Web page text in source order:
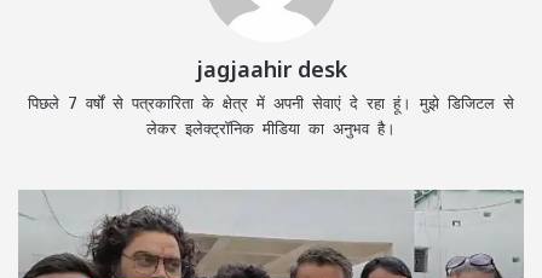
jagjaahir desk
पिछले 7 वर्षों से पत्रकारिता के क्षेत्र में अपनी सेवाएं दे रहा हूं। मुझे डिजिटल से
लेकर इलेक्ट्रॉनिक मीडिया का अनुभव है।